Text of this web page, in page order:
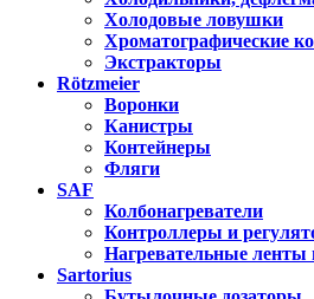
Холодовые ловушки
Хроматографические
Экстракторы
Rötzmeier
Воронки
Канистры
Контейнеры
Фляги
SAF
Колбонагреватели
Контроллеры и
Нагревательные ленты
Sartorius